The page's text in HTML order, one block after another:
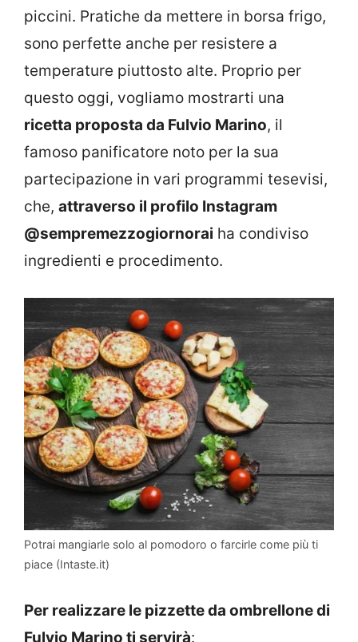
piccini. Pratiche da mettere in borsa frigo,
sono perfette anche per resistere a
temperature piuttosto alte. Proprio per
questo oggi, vogliamo mostrarti una
ricetta proposta da Fulvio Marino, il
famoso panificatore noto per la sua
partecipazione in vari programmi tesevisi,
che, attraverso il profilo Instagram
@sempremezzogiornorai ha condiviso
ingredienti e procedimento.
Potrai mangiarle solo al pomodoro o farcirle come più ti
piace (Intaste.it)
Per realizzare le pizzette da ombrellone di
Fulvio Marino ti servirà: